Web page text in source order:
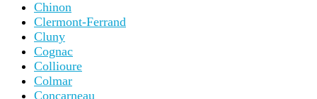
Chinon
Clermont-Ferrand
Cluny
Cognac
Collioure
Colmar
Concarneau